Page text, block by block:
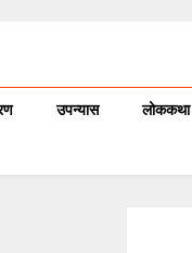
उपन्यास लोककथा